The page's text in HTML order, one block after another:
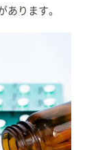
あります。